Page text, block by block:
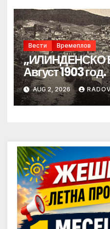
Вести Времеплов
„ИЛИНДЕНСКО
Август 1903 год.
AUG 2, 2026